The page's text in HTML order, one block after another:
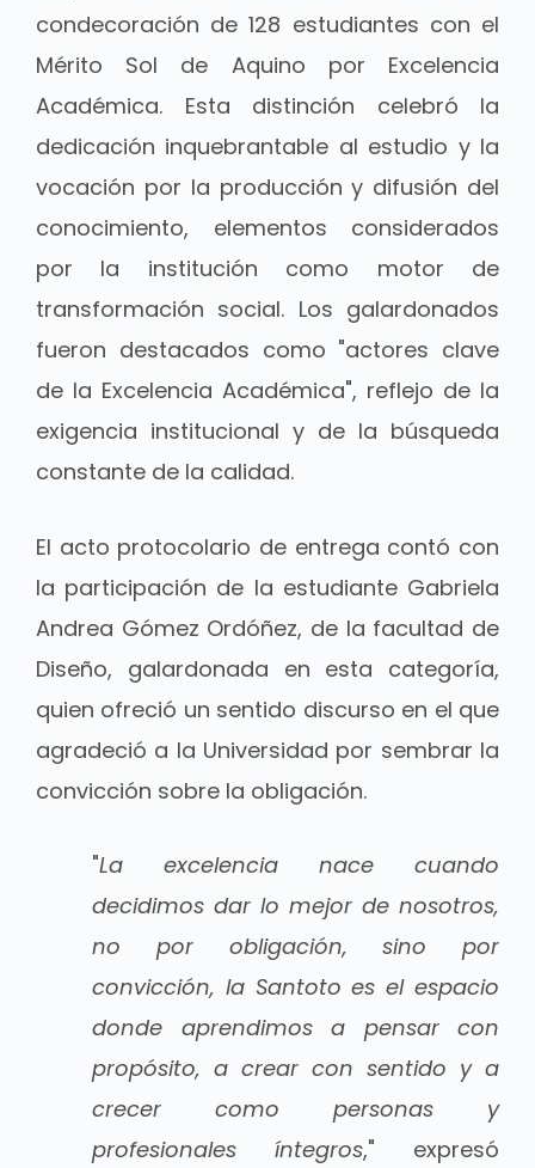
condecoración de 128 estudiantes con el
Mérito Sol de Aquino por Excelencia
Académica. Esta distinción celebró la
dedicación inquebrantable al estudio y la
vocación por la producción y difusión del
conocimiento, elementos considerados
por la institución como motor de
transformación social. Los galardonados
fueron destacados como "actores clave
de la Excelencia Académica", reflejo de la
exigencia institucional y de la búsqueda
constante de la calidad.
El acto protocolario de entrega contó con
la participación de la estudiante Gabriela
Andrea Gómez Ordóñez, de la facultad de
Diseño, galardonada en esta categoría,
quien ofreció un sentido discurso en el que
agradeció a la Universidad por sembrar la
convicción sobre la obligación.
"La excelencia nace cuando
decidimos dar lo mejor de nosotros,
no por obligación, sino por
convicción, la Santoto es el espacio
donde aprendimos a pensar con
propósito, a crear con sentido y a
crecer como personas y
profesionales íntegros," expresó